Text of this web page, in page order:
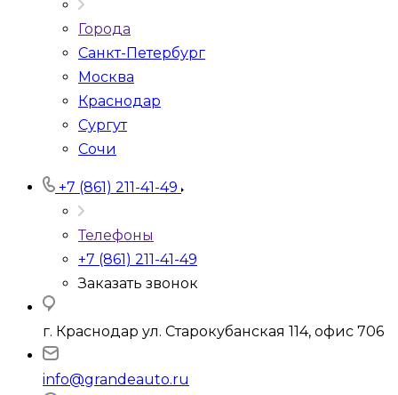
Города
Санкт-Петербург
Москва
Краснодар
Сургут
Сочи
+7 (861) 211-41-49
Телефоны
+7 (861) 211-41-49
Заказать звонок
г. Краснодар ул. Старокубанская 114, офис 706
info@grandeauto.ru